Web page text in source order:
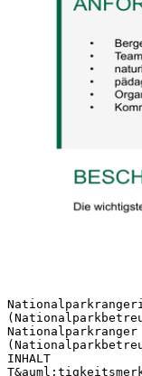
Nationalparkranger
INHALT